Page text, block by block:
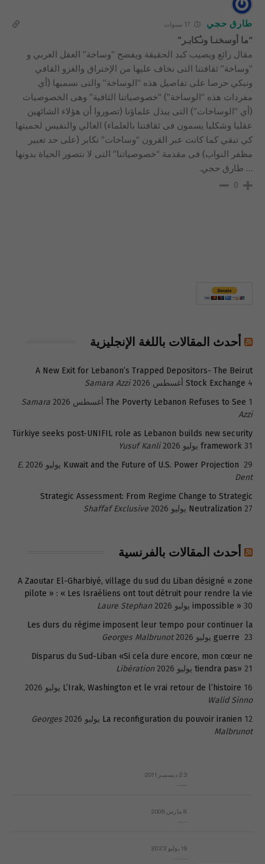
طارق حجي
“ما أوسخنـا ونـُكابـر”
مقال رائع ويصيب كبد الحقيقة ويفضح “وساخة” العقل العربي و
“وساخة” ثقافتنا التى نخاف عليها من الإختراق والغزو القافي
ونبكي حرصا على تفاصيل هذه “الوساخة” والتى نسميها (أي
مفردات هذه “الوساخة”) “خصوصياتنا الثافية” وهى الخصوصيات
(أي “الوساخات”) التى يبذل علماؤنا (تصوروا أن هؤلاء الشائهين
عقليا وشكليا يسمون فى ثقافتنا بالعلماء) الغالي والنفيس لحميتها
كي تبقي كما كانت عبر القرون “وساخات” نكابر (على حد تعبير
مظفر النواب) فى مقدمة “خصوصياتنا” التى لا نتصور الحياة بدونها
… طارق حجي.
0
أحدث المقالات باللغة الإنجليزية
A New Exit for Lebanon’s Trapped Depositors- The Beirut
Stock Exchange 4 أغسطس 2026
Samara Azzi
The Poverty Lebanon Refuses to See 1 أغسطس 2026
Samara
Azzi
Türkiye seeks post-UNIFIL role as Lebanon builds new security
framework 31 يوليو 2026
Yusuf Kanli
Kuwait and the Future of U.S. Power Projection 29 يوليو 2026
E.
Dent
Strategic Assessment: From Regime Change to Strategic
Neutralization 27 يوليو 2026 Shaffaf Exclusive
أحدث المقالات بالفرنسية
A Zaoutar El-Gharbiyé, village du sud du Liban désigné « zone
pilote » : « Les Israéliens ont tout détruit pour rendre la vie
impossible » 30 يوليو 2026
Laure Stephan
Les durs du régime imposent leur tempo pour continuer la
guerre 23 يوليو 2026
Georges Malbrunot
Disparus du Sud-Liban «Si cela dure encore, mon cœur ne
tiendra pas» 21 يوليو 2026
Libération
L’Irak, Washington et le vrai retour de l’histoire 16 يوليو 2026
Walid Sinno
La reconfiguration du pouvoir iranien 12 يوليو 2026
Georges
Malbrunot
23 ديسمبر 2011
8 مارس 2008
19 يوليو 2023